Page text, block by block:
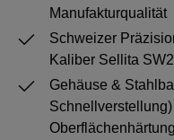
Manufakturqualität
Schweizer
Kaliber Sellita
Gehäuse &
Oberflächenhärtung